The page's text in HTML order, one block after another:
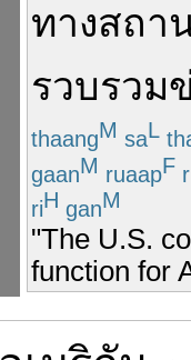
ทางสถา
รวบรวม
thaangM saL
gaanM ruaapF
riH ganM
"The U.S.
function for